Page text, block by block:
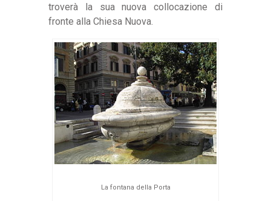
troverà la sua nuova collocazione di
fronte alla Chiesa Nuova.
La fontana della Porta